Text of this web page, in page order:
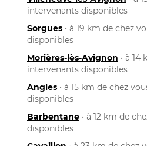
intervenants disponibles
Sorgues • à 19 km de chez
disponibles
Morières-lès-Avignon • à 14
intervenants disponibles
Angles • à 15 km de chez
disponibles
Barbentane • à 12 km de
disponibles